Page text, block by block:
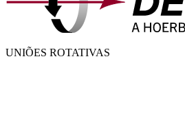
UNIÕES ROTATIVAS